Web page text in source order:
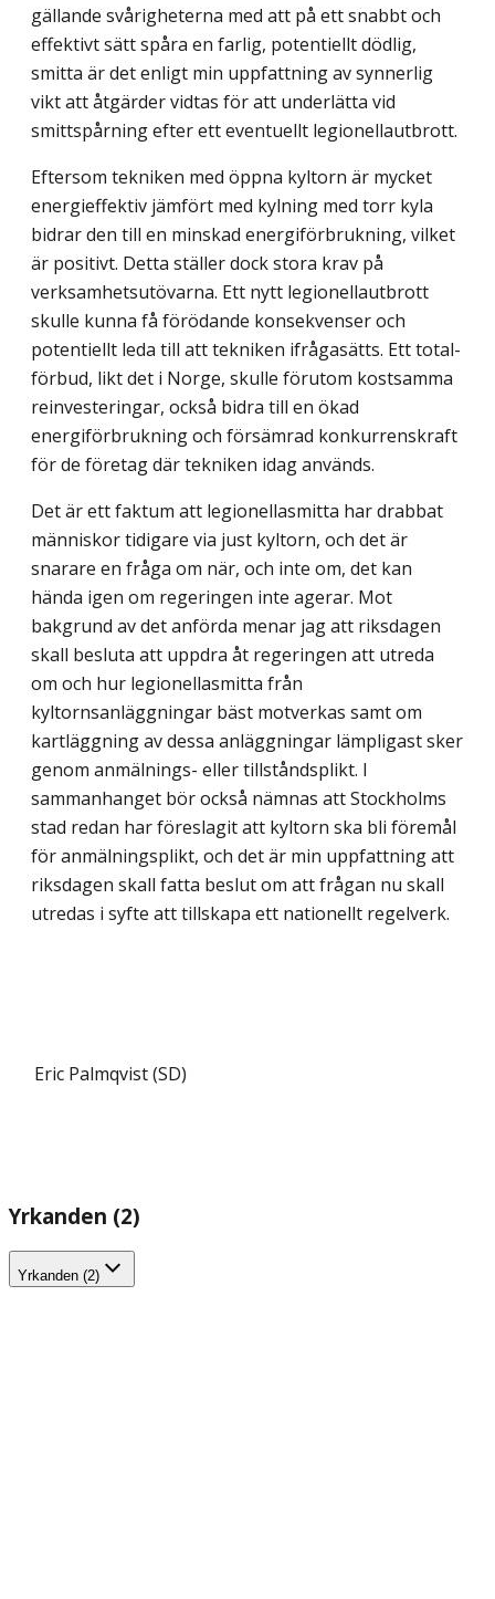
gällande svårigheterna med att på ett snabbt och
effektivt sätt spåra en farlig, potentiellt dödlig,
smitta är det enligt min uppfattning av synnerlig
vikt att åtgärder vidtas för att underlätta vid
smittspårning efter ett eventuellt legionellautbrott.
Eftersom tekniken med öppna kyltorn är mycket
energieffektiv jämfört med kylning med torr kyla
bidrar den till en minskad energiförbrukning, vilket
är positivt. Detta ställer dock stora krav på
verksamhetsutövarna. Ett nytt legionellautbrott
skulle kunna få förödande konsekvenser och
potentiellt leda till att tekniken ifrågasätts. Ett total­
förbud, likt det i Norge, skulle förutom kostsamma
reinvesteringar, också bidra till en ökad
energiförbrukning och försämrad konkurrenskraft
för de företag där tekniken idag används.
Det är ett faktum att legionellasmitta har drabbat
människor tidigare via just kyltorn, och det är
snarare en fråga om när, och inte om, det kan
hända igen om regeringen inte agerar. Mot
bakgrund av det anförda menar jag att riksdagen
skall besluta att uppdra åt regeringen att utreda
om och hur legionellasmitta från
kyltornsanläggningar bäst mot­verkas samt om
kartläggning av dessa anläggningar lämpligast sker
genom anmälnings- eller tillståndsplikt. I
sammanhanget bör också nämnas att Stockholms
stad redan har föreslagit att kyltorn ska bli föremål
för anmälningsplikt, och det är min uppfattning att
riksdagen skall fatta beslut om att frågan nu skall
utredas i syfte att tillskapa ett nationellt regelverk.
Eric Palmqvist (SD)
Yrkanden (2)
Yrkanden (2)